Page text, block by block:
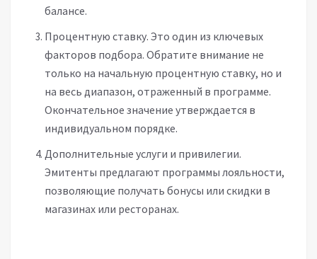
балансе.
Процентную ставку. Это один из ключевых
факторов подбора. Обратите внимание не
только на начальную процентную ставку, но и
на весь диапазон, отраженный в программе.
Окончательное значение утверждается в
индивидуальном порядке.
Дополнительные услуги и привилегии.
Эмитенты предлагают программы лояльности,
позволяющие получать бонусы или скидки в
магазинах или ресторанах.